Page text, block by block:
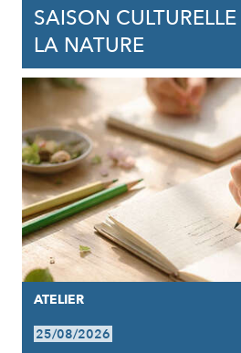
SAISON
LA NATURE
ATELIER
25/08/2026